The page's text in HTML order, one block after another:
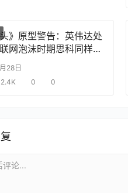
》原型警告：英伟达处
网泡沫时期思科同样的
”
28日
2.4K 0 0
评论...